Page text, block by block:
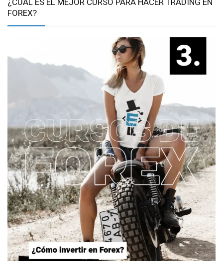
¿CUÁL ES EL MEJOR CURSO PARA HACER TRADING EN
FOREX?